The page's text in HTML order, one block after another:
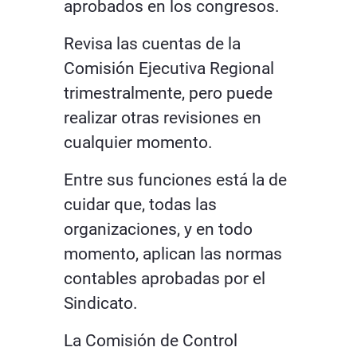
aprobados en los congresos.
Revisa las cuentas de la
Comisión Ejecutiva Regional
trimestralmente, pero puede
realizar otras revisiones en
cualquier momento.
Entre sus funciones está la de
cuidar que, todas las
organizaciones, y en todo
momento, aplican las normas
contables aprobadas por el
Sindicato.
La Comisión de Control